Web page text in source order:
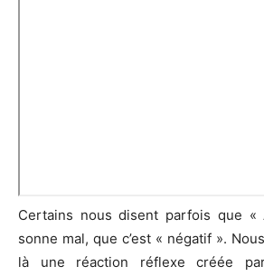
Certains nous disent parfois que «
sonne mal, que c’est « négatif ».
là une réaction réflexe créée